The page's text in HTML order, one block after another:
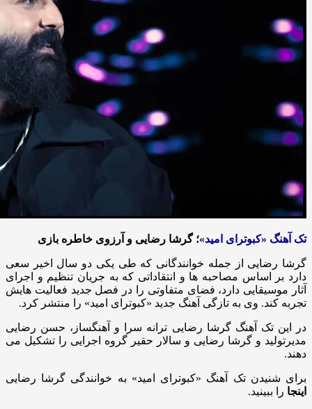
تک آهنگ «کبوترای امید»؛ گرشا رضایی و آرزوی خاطره بازی
گرشا رضایی از جمله خوانندگانی که طی یکی دو سال اخیر سعی
دارد بر اساس مصاحبه ها و انتقاداتی که به جریان تنظیم و اجرای
آثار موسیقایی دارد، فضای متفاوتی را در فصل جدید فعالیت هایش
تجربه کند. وی به تازگی آهنگ جدید «کبوترای امید» را منتشر کرد.
در این تک آهنگ گرشا رضایی ترانه سرا و آهنگساز، حسن رضایی
مدیرتولید و گرشا رضایی و سالار حقیر گروه اجرایی را تشکیل می
دهند.
برای شنیدن تک آهنگ «کبوترای امید» به خوانندگی گرشا رضایی
اینجا را ببینید.